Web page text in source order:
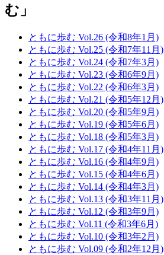
む」
ともに歩む Vol.26 (令和8年1月)
ともに歩む Vol.25 (令和7年11月)
ともに歩む Vol.24 (令和7年3月)
ともに歩む Vol.23 (令和6年9月)
ともに歩む Vol.22 (令和6年3月)
ともに歩む Vol.21 (令和5年12月)
ともに歩む Vol.20 (令和5年9月)
ともに歩む Vol.19 (令和5年6月)
ともに歩む Vol.18 (令和5年3月)
ともに歩む Vol.17 (令和4年11月)
ともに歩む Vol.16 (令和4年9月)
ともに歩む Vol.15 (令和4年6月)
ともに歩む Vol.14 (令和4年3月)
ともに歩む Vol.13 (令和3年11月)
ともに歩む Vol.12 (令和3年9月)
ともに歩む Vol.11 (令和3年6月)
ともに歩む Vol.10 (令和3年2月)
ともに歩む Vol.09 (令和2年12月)